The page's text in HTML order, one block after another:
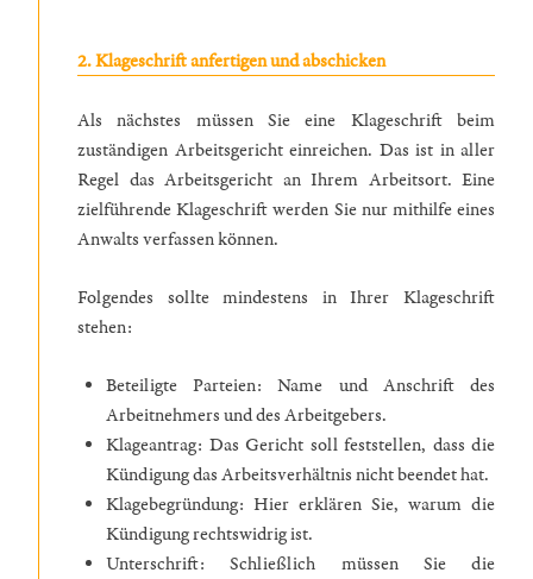
2. Klageschrift anfertigen und abschicken
Als nächstes müssen Sie eine Klageschrift beim
zuständigen Arbeitsgericht einreichen. Das ist in aller
Regel das Arbeitsgericht an Ihrem Arbeitsort. Eine
zielführende Klageschrift werden Sie nur mithilfe eines
Anwalts verfassen können.
Folgendes sollte mindestens in Ihrer Klageschrift
stehen:
Beteiligte Parteien: Name und Anschrift des
Arbeitnehmers und des Arbeitgebers.
Klageantrag: Das Gericht soll feststellen, dass die
Kündigung das Arbeitsverhältnis nicht beendet hat.
Klagebegründung: Hier erklären Sie, warum die
Kündigung rechtswidrig ist.
Unterschrift: Schließlich müssen Sie die